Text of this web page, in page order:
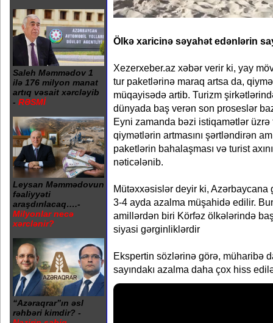
Saleh Məmmədov 1
ilə 176 milyon manat
artıq vəsait xərcləyib
- RƏSMİ
Leysan Məmmədovun
fəaliyyəti
araşdırılacaq….-
Milyonlar necə
xərclənir?
“Azəraqrar”ın əsl
rəhbəri kimdir? -
Ölkə xaricinə səyahət edənlərin
Xezerxeber.az xəbər verir ki, yay
tur paketlərinə maraq artsa da,
müqayisədə artib. Turizm
dünyada baş verən son proseslər
Eyni zamanda bəzi istiqamətlər üzrə
qiymətlərin artmasını şərtləndirən
paketlərin bahalaşması və turist
nəticələnib.
Mütəxxəsislər deyir ki, Azərbaycana
3-4 ayda azalma müşahidə edilir.
amillərdən biri Körfəz ölkələrində
siyasi gərginliklərdir
Ekspertin sözlərinə görə, müharibə
sayındakı azalma daha çox hiss